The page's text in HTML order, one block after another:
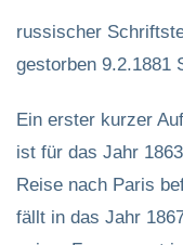
russischer
gestorben 9.2.1881
Ein erster kurzer
ist für das Jahr
Reise nach Paris
fällt in das Jahr